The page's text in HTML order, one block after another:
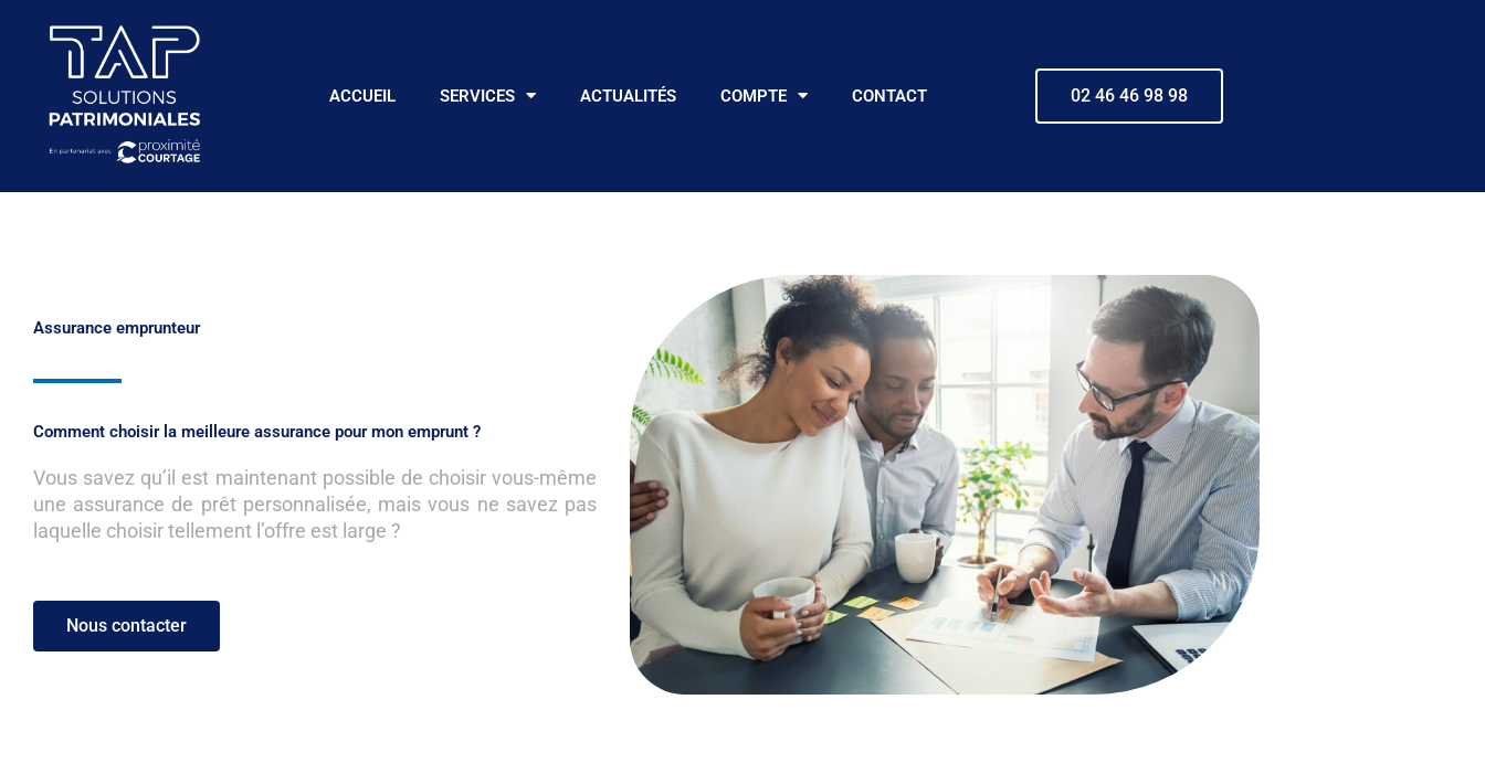
ACCUEIL SERVICES ACTUALITÉS COMPTE CONTACT 02 46 46 98 98
Assurance emprunteur
Comment choisir la meilleure assurance pour mon emprunt ?
Vous savez qu’il est maintenant possible de choisir vous-même
une assurance de prêt personnalisée, mais vous ne savez pas
laquelle choisir tellement l’offre est large ?
Nous contacter